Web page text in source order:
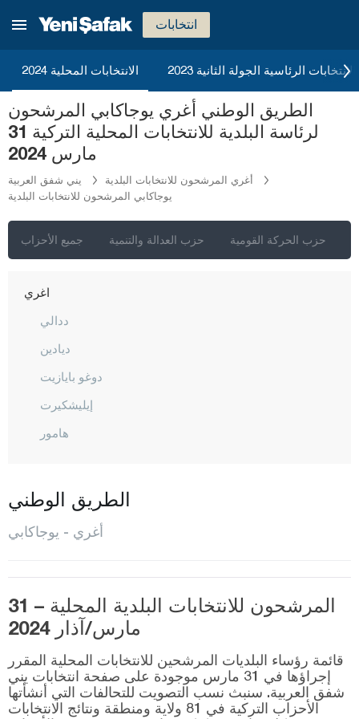
انتخابات
الانتخابات المحلية 2024 2023 الانتخابات الرئاسية الجولة الثانية
الطريق الوطني أغري يوجاكابي المرشحون
لرئاسة البلدية للانتخابات المحلية التركية 31
مارس 2024
يني شفق العربية
أغري المرشحون للانتخابات البلدية
يوجاكابي المرشحون للانتخابات البلدية
جميع الأحزاب حزب العدالة والتنمية حزب الحركة القومية
إسطنبول
أنقرة
إزمير
أضنة
أفيون قره حصار
أغري
ددالي
ديادين
دوغو بايازيت
إيليشكيرت
هامور
باتونس
طاشلي شاي
يايلادوزو
يوجاكابي
أكسراي
أماصيا
الطريق الوطني
أغري - يوجاكابي
المرشحون للانتخابات البلدية المحلية – 31
مارس/آذار 2024
قائمة رؤساء البلديات المرشحين للانتخابات المحلية المقرر
إجراؤها في 31 مارس موجودة على صفحة انتخابات يني
شفق العربية. سنبث نسب التصويت للتحالفات التي أنشأتها
الأحزاب التركية في 81 ولاية ومنطقة ونتائج الانتخابات